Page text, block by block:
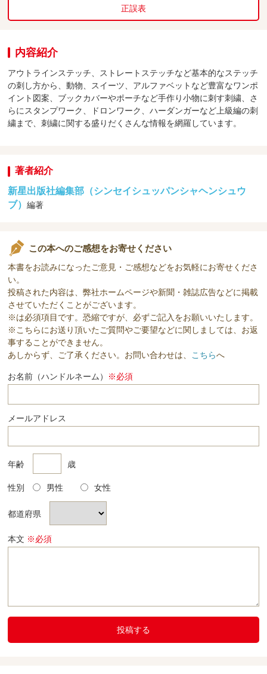
正誤表
内容紹介
アウトラインステッチ、ストレートステッチなど基本的なステッチ
の刺し方から、動物、スイーツ、アルファベットなど豊富なワンポ
イント図案、ブックカバーやポーチなど手作り小物に刺す刺繍、さ
らにスタンプワーク、ドロンワーク、ハーダンガーなど上級編の刺
繍まで、刺繍に関する盛りだくさんな情報を網羅しています。
著者紹介
新星出版社編集部（シンセイシュッパンシャヘンシュウ
ブ）編著
この本へのご感想をお寄せください
本書をお読みになったご意見・ご感想などをお気軽にお寄せくださ
い。
投稿された内容は、弊社ホームページや新聞・雑誌広告などに掲載
させていただくことがございます。
※は必須項目です。恐縮ですが、必ずご記入をお願いいたします。
※こちらにお送り頂いたご質問やご要望などに関しましては、お返
事することができません。
あしからず、ご了承ください。お問い合わせは、 こちらへ
お名前（ハンドルネーム） ※必須
メールアドレス
年齢 歳
性別 男性 女性
都道府県
本文 ※必須
投稿する